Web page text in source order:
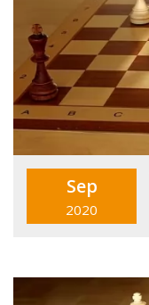
Sep
2020